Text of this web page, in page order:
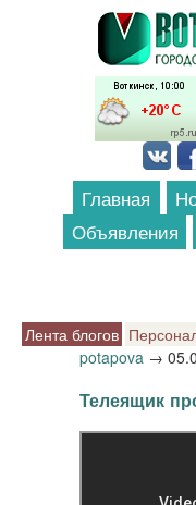
Перейти к основному
Главная
Объявления
Лента блогов
potapova →
Телеящик